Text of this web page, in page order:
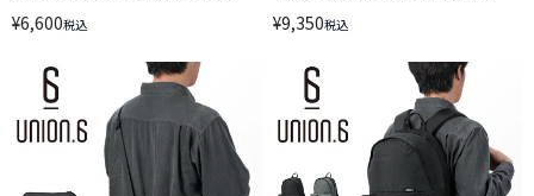
¥6,600税込 ¥9,350税込